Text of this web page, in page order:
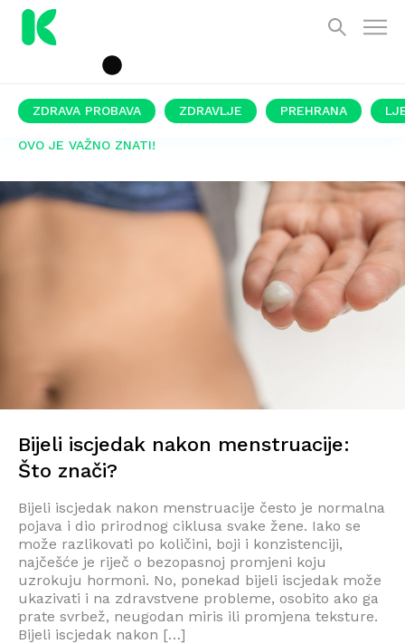
ZDRAVA PROBAVA ZDRAVLJE PREHRANA
OVO JE VAŽNO ZNATI!
Bijeli iscjedak nakon menstruacije:
Što znači?
Bijeli iscjedak nakon menstruacije često je normalna
pojava i dio prirodnog ciklusa svake žene. Iako se
može razlikovati po količini, boji i konzistenciji,
najčešće je riječ o bezopasnoj promjeni koju
uzrokuju hormoni. No, ponekad bijeli iscjedak može
ukazivati i na zdravstvene probleme, osobito ako ga
prate svrbež, neugodan miris ili promjena teksture.
Bijeli iscjedak nakon […]